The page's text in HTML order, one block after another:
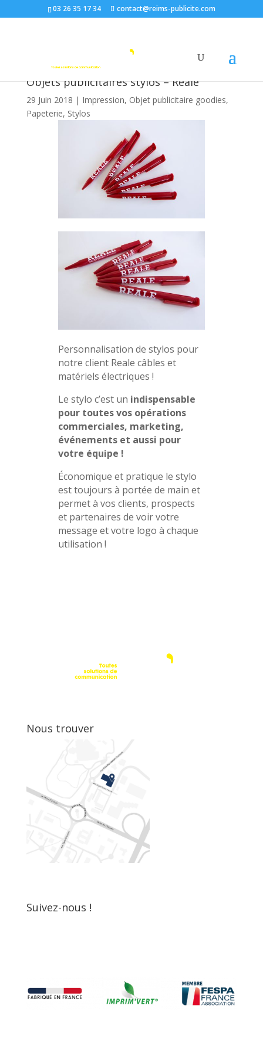
03 26 35 17 34 contact@reims-publicite.com
Objets publicitaires stylos – Reale
29 Juin 2018 | Impression, Objet publicitaire goodies,
Papeterie, Stylos
Personnalisation de stylos pour
notre client Reale câbles et
matériels électriques !
Le stylo c’est un indispensable
pour toutes vos opérations
commerciales, marketing,
événements et aussi pour
votre équipe !
Économique et pratique le stylo
est toujours à portée de main et
permet à vos clients, prospects
et partenaires de voir votre
message et votre logo à chaque
utilisation !
Nous trouver
Suivez-nous !